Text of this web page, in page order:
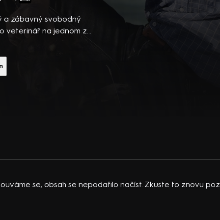
a zábavný svobodný
veterinář na jednom z
slunné předměstí
kluk z venkova, bydlí
otevřená
se, obsah se nepodařilo načíst. Zkuste to znovu